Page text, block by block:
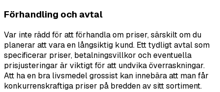
Förhandling och avtal
Var inte rädd för att förhandla om priser, särskilt om du
planerar att vara en långsiktig kund. Ett tydligt avtal som
specificerar priser, betalningsvillkor och eventuella
prisjusteringar är viktigt för att undvika överraskningar.
Att ha en bra livsmedel grossist kan innebära att man får
konkurrenskraftiga priser på bredden av sitt sortiment.